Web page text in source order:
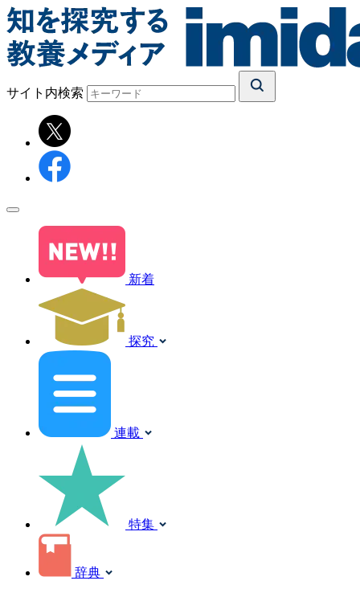
サイト内検索
新着
探究
連載
特集
辞典